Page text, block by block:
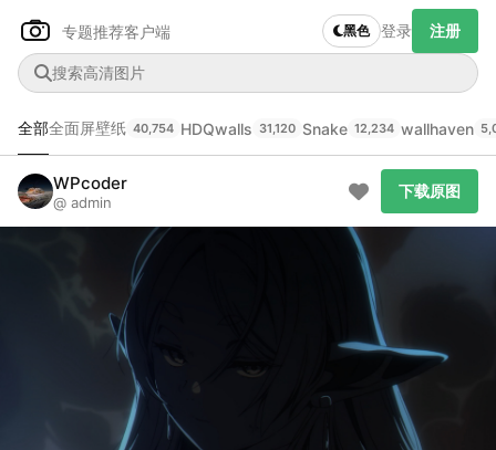
专题推荐客户端 黑色 登录 注册
全部全面屏壁纸 40,754 HDQwalls 31,120 Snake 12,234 wallhaven
WPcoder
@ admin
下载原图
@author
下载原图
主色调
--
未知设备
在主题许可下可免费使用
分享